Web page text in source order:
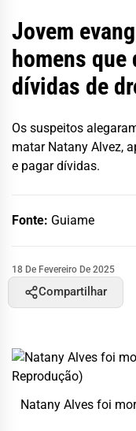
Jovem
homens que
dívidas de
Os suspeitos
matar Natany Alvez,
e pagar dívidas.
Fonte: Guiame
18 De Fevereiro De 2025
Compartilhar
Natany Alves foi